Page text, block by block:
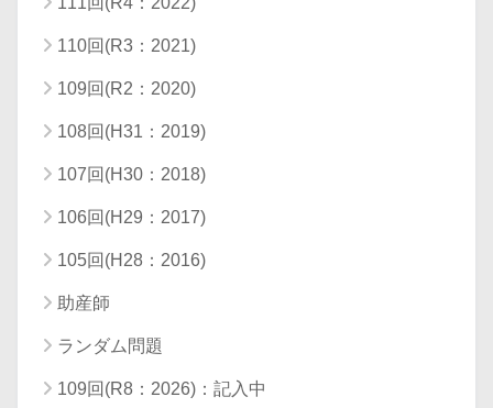
110回(R3：2021)
109回(R2：2020)
108回(H31：2019)
107回(H30：2018)
106回(H29：2017)
105回(H28：2016)
助産師
ランダム問題
109回(R8：2026)：記入中